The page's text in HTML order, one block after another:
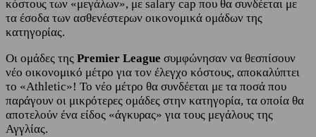
κόστους των «μεγάλων», με salary cap που θα συνδέεται με
τα έσοδα των ασθενέστερων οικονομικά ομάδων της
κατηγορίας.
Οι ομάδες της Premier League συμφώνησαν να θεσπίσουν
νέο οικονομικό μέτρο για τον έλεγχο κόστους, αποκαλύπτει
το «Athletic»! Το νέο μέτρο θα συνδέεται με τα ποσά που
παράγουν οι μικρότερες ομάδες στην κατηγορία, τα οποία θα
αποτελούν ένα είδος «άγκυρας» για τους μεγάλους της
Αγγλίας.